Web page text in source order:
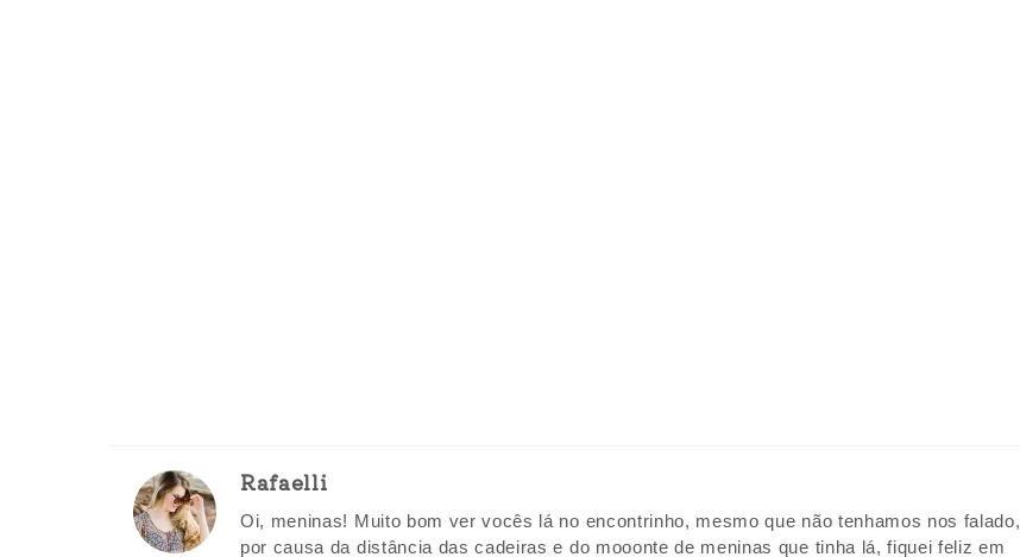
Rafaelli
Oi, meninas! Muito bom ver vocês lá no encontrinho, mesmo que não tenhamos nos falado,
por causa da distância das cadeiras e do mooonte de meninas que tinha lá, fiquei feliz em